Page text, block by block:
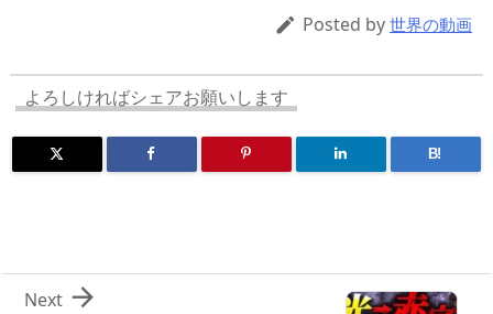
s o
n
ar
d
ro
p.
 Posted by 世界の動画
よろしければシェアお願いします
B!

Next